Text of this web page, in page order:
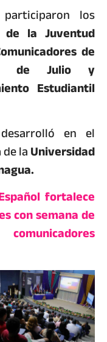
los
de la Juventud
de
de Julio y
Estudiantil
en el
laUniversidad
fortalece
con semana de